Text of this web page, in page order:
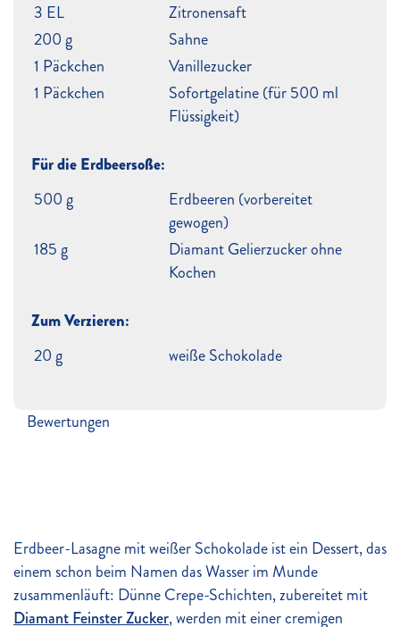
Erdbeer-Lasagne mit weißer Schokolade ist ein Dessert, das
einem schon beim Namen das Wasser im Munde
zusammenläuft: Dünne Crepe-Schichten, zubereitet mit
Diamant Feinster Zucker, werden mit einer cremigen
3 EL
Zitronensaft
200 g
Sahne
1 Päckchen
Vanillezucker
1 Päckchen
Sofortgelatine (für 500 ml
Flüssigkeit)
Für die Erdbeersoße:
500 g
Erdbeeren (vorbereitet
gewogen)
185 g
Diamant Gelierzucker ohne
Kochen
Zum Verzieren:
20 g
weiße Schokolade
Bewertungen